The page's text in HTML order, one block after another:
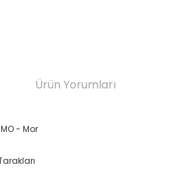
Ürün Yorumları
- Mor